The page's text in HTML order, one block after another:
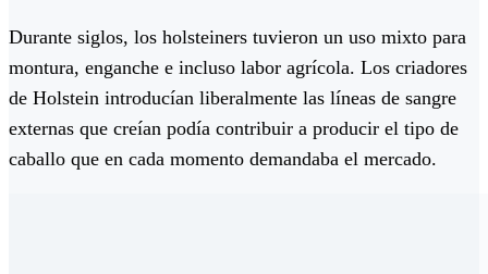
Durante siglos, los holsteiners tuvieron un uso mixto para
montura, enganche e incluso labor agrícola. Los criadores
de Holstein introducían liberalmente las líneas de sangre
externas que creían podía contribuir a producir el tipo de
caballo que en cada momento demandaba el mercado.